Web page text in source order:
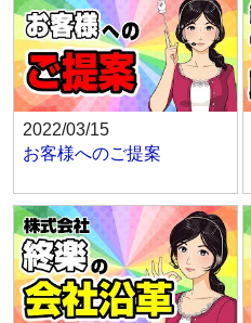
2022/03/15
お客様へのご提案